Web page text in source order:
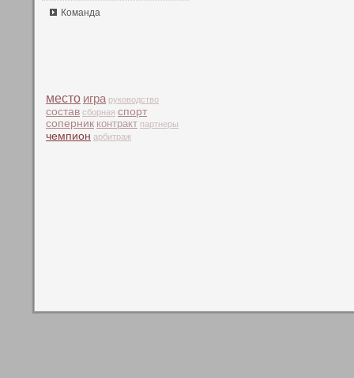
Команда
место игра руководство
состав сборная спорт
соперник контракт партнеры
чемпион арбитраж